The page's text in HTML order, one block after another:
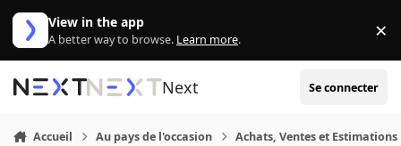
Aller au contenu
View in the app
A better way to browse. Learn more. ×
Next Se connecter
Accueil Au pays de l'occasion Achats, Ventes et Estimations